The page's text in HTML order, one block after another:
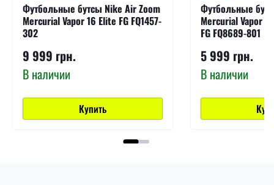
Футбольные бутсы Nike Air Zoom
Mercurial Vapor 16 Elite FG FQ1457-
302
9 999 грн.
В наличии
Купить
Футбольные
Mercurial Vapor
FG FQ8689-801
5 999 грн.
В наличии